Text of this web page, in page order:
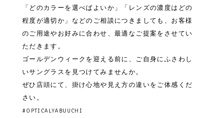
「どのカラーを選べばよいか」「レンズの濃度はどの
程度が適切か」などのご相談につきましても、お客様
のご用途やお好みに合わせ、最適なご提案をさせてい
ただきます。
ゴールデンウィークを迎える前に、ご自身にふさわし
いサングラスを見つけてみませんか。
ぜひ店頭にて、掛け心地や見え方の違いをご体感くだ
さい。
#OPTICALYABUUCHI